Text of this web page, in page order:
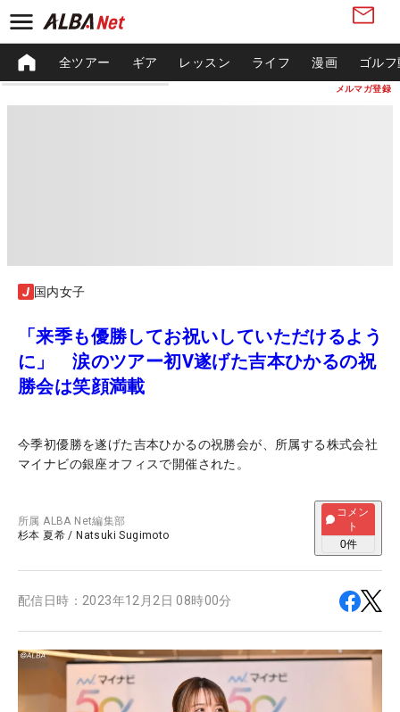
メルマガ登録
全ツアー ギア レッスン ライフ 漫画 ゴル
国内女子
「来季も優勝してお祝いしていただけるよう
に」 涙のツアー初V遂げた吉本ひかるの祝
勝会は笑顔満載
今季初優勝を遂げた吉本ひかるの祝勝会が、所属する株式会社
マイナビの銀座オフィスで開催された。
所属ALBA Net編集部
杉本 夏希 / Natsuki Sugimoto
コメン
ト
0件
配信日時： 2023年12月2日 08時00分